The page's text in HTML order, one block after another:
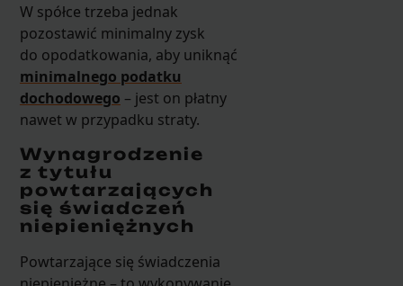
W spółce trzeba jednak
pozostawić minimalny zysk
do opodatkowania, aby uniknąć
minimalnego podatku
dochodowego – jest on płatny
nawet w przypadku straty.
Wynagrodzenie
z tytułu
powtarzających
się świadczeń
niepieniężnych
Powtarzające się świadczenia